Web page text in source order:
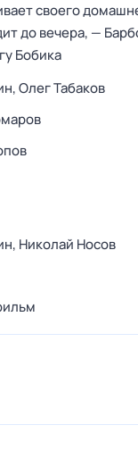
своего
до вечера, —
Бобика
Олег Табаков
Николай Носов